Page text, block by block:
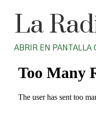
La
ABRIR EN PANTALLA